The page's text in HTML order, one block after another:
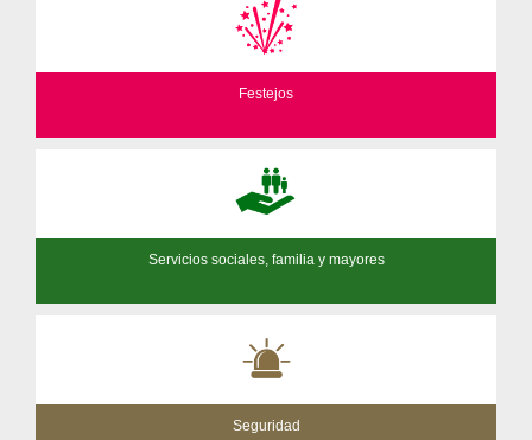
Festejos
Servicios sociales, familia y mayores
Seguridad